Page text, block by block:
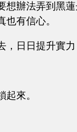
想辦法弄到黑
也有信心。
，日日提升實
起來。